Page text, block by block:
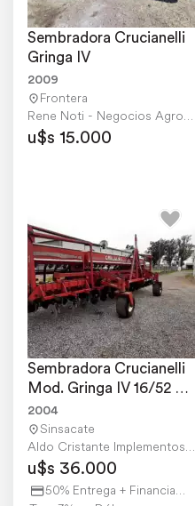
Sembradora Crucianelli
Gringa IV
2009
Frontera
Rene Noti - Negocios Agropecuarios
u$s 15.000
Sembradora Crucianelli
Mod. Gringa IV 16/52
FS, año 2004
2004
Sinsacate
Aldo Cristante Implementos Agricolas S.A.
u$s 36.000
50% Entrega + Financiación